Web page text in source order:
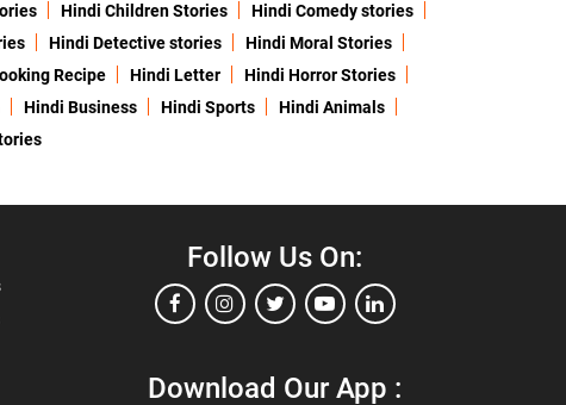
Hindi Children Stories
Hindi Comedy stories
Hindi Detective stories
Hindi Moral Stories
Recipe Hindi Letter
Hindi Horror Stories
Hindi Business Hindi Sports
Hindi Animals
Follow Us On:
Download Our App :